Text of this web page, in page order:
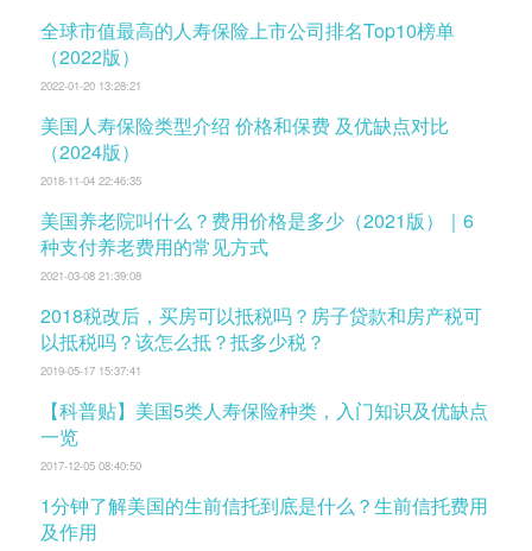
全球市值最高的人寿保险上市公司排名Top10榜单
（2022版）
2022-01-20 13:28:21
美国人寿保险类型介绍 价格和保费 及优缺点对比
（2024版）
2018-11-04 22:46:35
美国养老院叫什么？费用价格是多少（2021版）｜6
种支付养老费用的常见方式
2021-03-08 21:39:08
2018税改后，买房可以抵税吗？房子贷款和房产税可
以抵税吗？该怎么抵？抵多少税？
2019-05-17 15:37:41
【科普贴】美国5类人寿保险种类，入门知识及优缺点
一览
2017-12-05 08:40:50
1分钟了解美国的生前信托到底是什么？生前信托费用
及作用